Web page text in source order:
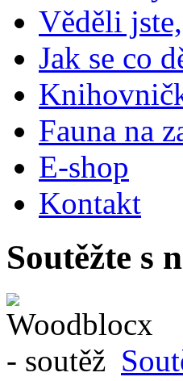
Věděli
Jak se co
Fauna na
E-shop
Kontakt
Soutěžte s